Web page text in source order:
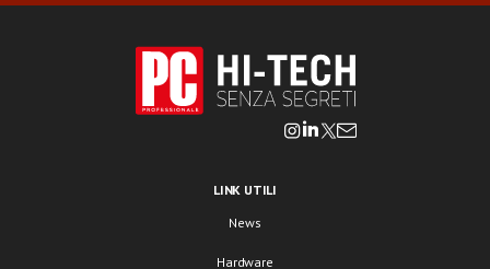
LINK UTILI
News
Hardware